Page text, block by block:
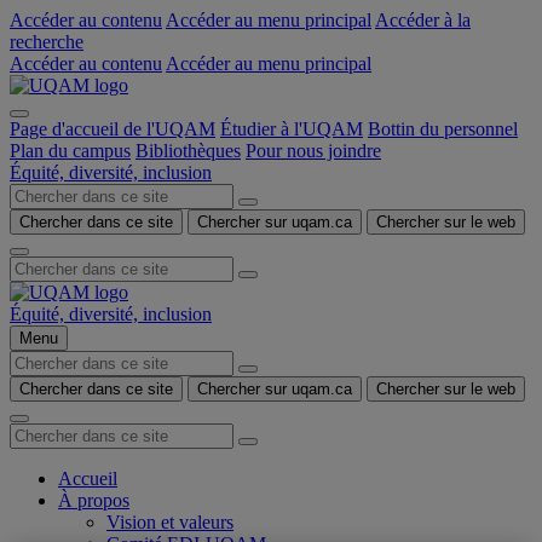
Accéder au contenu Accéder au menu principal Accéder à la
recherche
Accéder au contenu Accéder au menu principal
Page d'accueil de l'UQAM Étudier à l'UQAM Bottin du personnel
Plan du campus Bibliothèques Pour nous joindre
Équité, diversité, inclusion
Chercher dans ce site Chercher sur uqam.ca Chercher sur le web
Équité, diversité, inclusion
Menu
Chercher dans ce site Chercher sur uqam.ca Chercher sur le web
Accueil
À propos
Vision et valeurs